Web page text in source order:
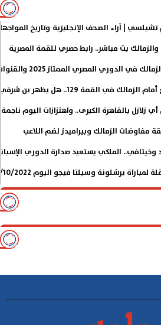
| آراء الصحف الإنجليزية وتاريخ
بث مباشر.. رابط حصري للقمة المصرية
الدوري المصري الممتاز 2025 والقنوات الناقلة
في القمة 129.. هل يظهر بن شرقي؟
زلازل بالقاهرة الكبرى.. واهتزازات اليوم
مفاوضات الزمالك وبيراميدز لضم اللاعب
وخيتافي.. الملكي يستعيد صدارة الدوري
برشلونة وسيلتا فيجو اليوم 9/10/2022 في الدوري الإسباني